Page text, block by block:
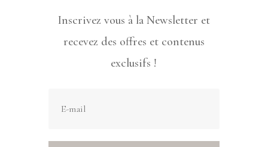
Inscrivez vous à la Newsletter et
recevez des offres et contenus
exclusifs !